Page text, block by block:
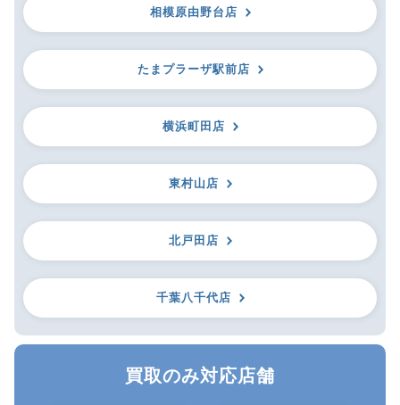
相模原由野台店
たまプラーザ駅前店
横浜町田店
東村山店
北戸田店
千葉八千代店
買取のみ対応店舗